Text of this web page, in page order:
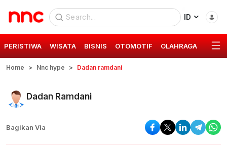
ID
PERISTIWA WISATA BISNIS OTOMOTIF OLAHRAGA GAYA
Home Nnc hype Dadan ramdani
Dadan Ramdani
Bagikan Via